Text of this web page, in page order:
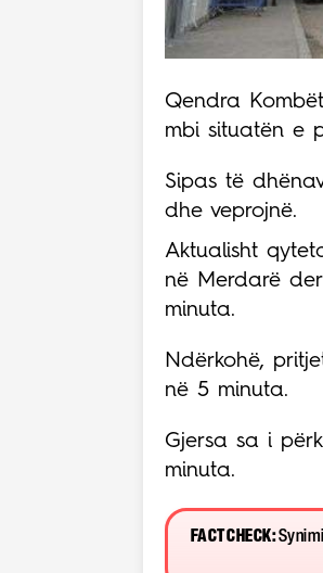
Qendra
mbi situatën e
Sipas të
dhe veprojnë.
Aktualisht
në Merdarë
minuta.
Ndërkohë,
në 5 minuta.
Gjersa sa i
minuta.
FACT CHECK:Synimi